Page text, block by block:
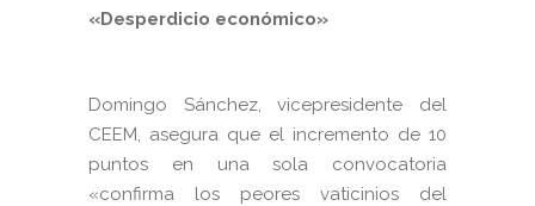
«Desperdicio económico»
Domingo Sánchez, vicepresidente del
CEEM, asegura que el incremento de 10
puntos en una sola convocatoria
«confirma los peores vaticinios del